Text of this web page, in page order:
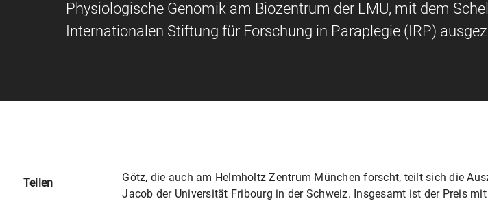
Physiologische Genomik am Biozentrum der LMU, mit dem
Internationalen Stiftung für Forschung in Paraplegie (IRP)
Götz, die auch am Helmholtz Zentrum München forscht, teilt sich die
Jacob der Universität Fribourg in der Schweiz. Insgesamt ist der Preis
Teilen